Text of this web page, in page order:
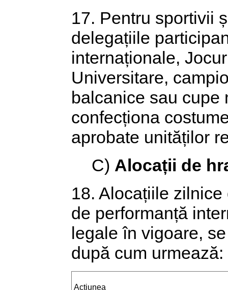
17. Pentru sportivii
delegațiile
internaționale,
Universitare,
balcanice sau cupe
confecționa
aprobate unităților
C) Alocații de
18. Alocațiile
de performanță
legale în vigoare,
după cum urmează:
Acțiunea